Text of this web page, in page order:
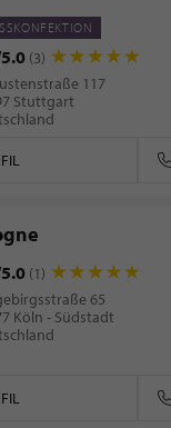
(3)
117
Stuttgart
(1)
65
Köln - Südstadt